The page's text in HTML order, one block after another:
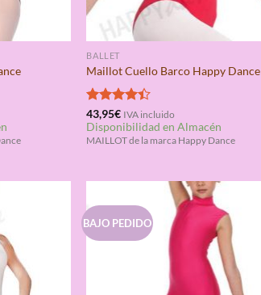
BALLET
Maillot Cuello Barco Happy Dance
Valorado
con4.33
de 5
43,95€ IVA incluido
Disponibilidad en Almacén
MAILLOT de la marca Happy Dance
BAJO PEDIDO